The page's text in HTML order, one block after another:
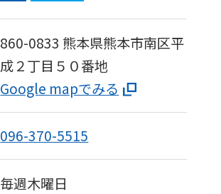
860-0833 熊本県熊本市南区平
成２丁目５０番地
Google mapでみる
096-370-5515
毎週木曜日